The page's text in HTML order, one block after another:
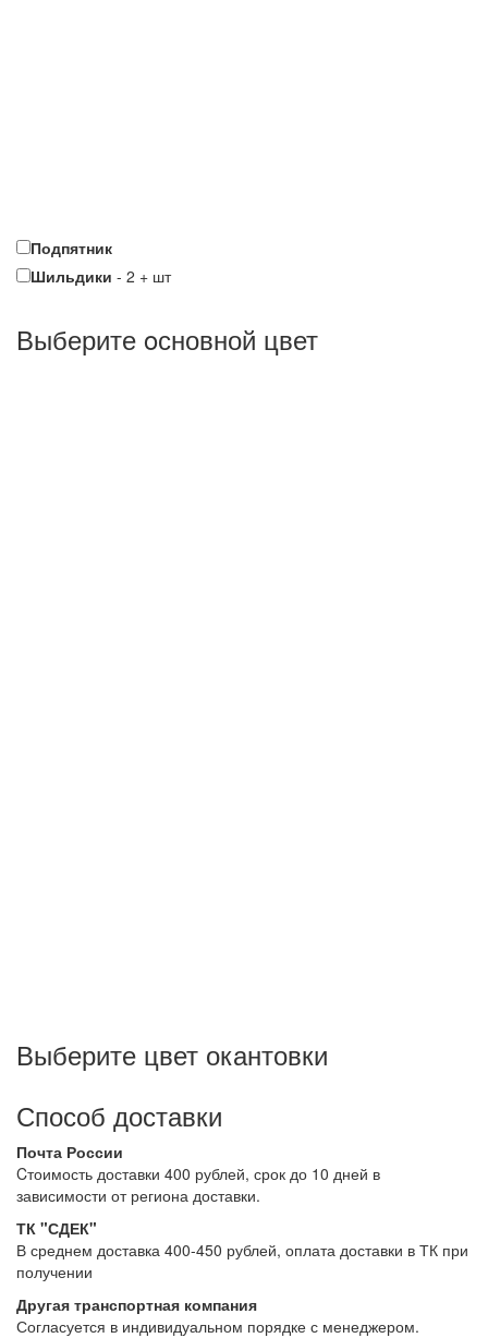
Подпятник
Шильдики - 2 + шт
Выберите oсновной цвет
Выберите цвет окантовки
Способ доставки
Почта России
Cтоимость доставки 400 рублей, срок до 10 дней в
зависимости от региона доставки.
ТК "СДЕК"
В среднем доставка 400-450 рублей, оплата доставки в ТК при
получении
Другая транспортная компания
Согласуется в индивидуальном порядке с менеджером.